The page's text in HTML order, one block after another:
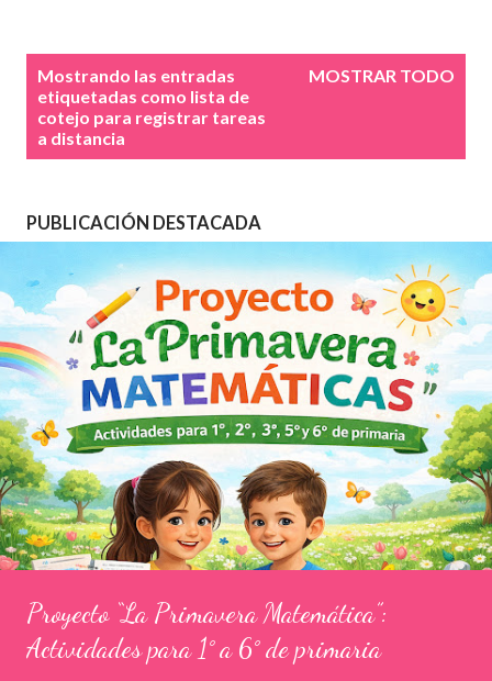
Mostrando las entradas
etiquetadas como lista de
cotejo para registrar tareas
a distancia
MOSTRAR TODO
PUBLICACIÓN DESTACADA
Proyecto “La Primavera Matemática”:
Actividades para 1° a 6° de primaria